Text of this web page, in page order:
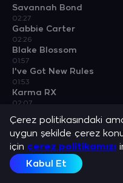
Savannah Bond
02:27
Gabbie Carter
02:26
Blake Blossom
01:57
I've Got New Rules
01:53
Karma RX
02:07
Cotton Candy
01:30
Açıklama
David Risteski ve en sevilen
Çerez politikasındaki
uygun şekilde çerez
için çerez politikamızı
Kabul Et